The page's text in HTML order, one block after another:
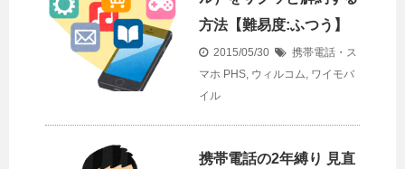
方法【難易度:ふつう】
2015/05/30
携帯電話・ス
マホ PHS, ウィルコム, ワイモバ
イル
携帯電話の2年縛り 見直